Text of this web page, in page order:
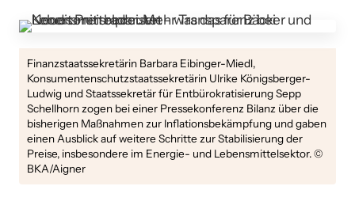
Finanzstaatssekretärin Barbara Eibinger-Miedl,
Konsumentenschutzstaatssekretärin Ulrike Königsberger-
Ludwig und Staatssekretär für Entbürokratisierung Sepp
Schellhorn zogen bei einer Pressekonferenz Bilanz über die
bisherigen Maßnahmen zur Inflationsbekämpfung und gaben
einen Ausblick auf weitere Schritte zur Stabilisierung der
Preise, insbesondere im Energie- und Lebensmittelsektor. ©
BKA/Aigner